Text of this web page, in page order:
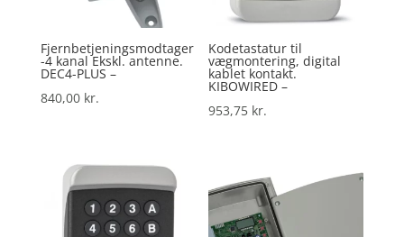
Fjernbetjeningsmodtager
-4 kanal Ekskl. antenne.
DEC4-PLUS –
840,00 kr.
Kodetastatur til
vægmontering, digital
kablet kontakt.
KIBOWIRED –
953,75 kr.